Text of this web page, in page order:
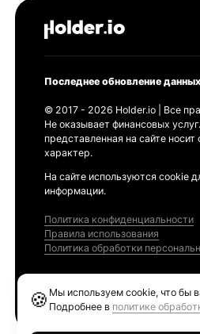
Последнее обновление
© 2017 - 2026 Holder.io | Все
Не оказывает финансовых
представленная на сайте
характер.
На сайте используются cookie
информации.
Политика конфиденциальности
Правила использования
Политика обработки
🍪 Мы используем cookie, что бы
Подробнее в политике
Ethereum GAS Tracker